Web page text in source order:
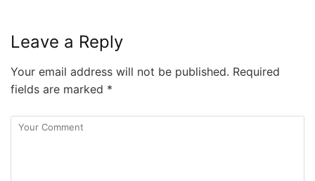
Leave a Reply
Your email address will not be published. Required
fields are marked *